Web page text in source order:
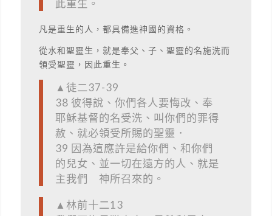
此重生。
凡是重生的人，都具備進神國的資格。
從水和聖靈生，就是奉父、子、聖靈的名施洗而
領受聖靈，因此重生。
▲徒二37-39
38 彼得說、你們各人要悔改、奉
耶穌基督的名受洗、叫你們的罪得
赦、就必領受所賜的聖靈．
39 因為這應許是給你們、和你們
的兒女、並一切在遠方的人、就是
主我們 神所召來的。
▲林前十二13